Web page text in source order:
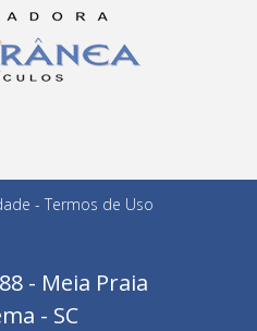
- Termos de Uso
- Meia Praia
- SC